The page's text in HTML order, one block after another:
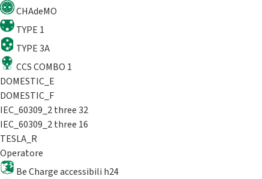
CHAdeMO
TYPE 1
TYPE 3A
CCS COMBO 1
DOMESTIC_E
DOMESTIC_F
IEC_60309_2 three 32
IEC_60309_2 three 16
TESLA_R
Operatore
Be Charge accessibili h24